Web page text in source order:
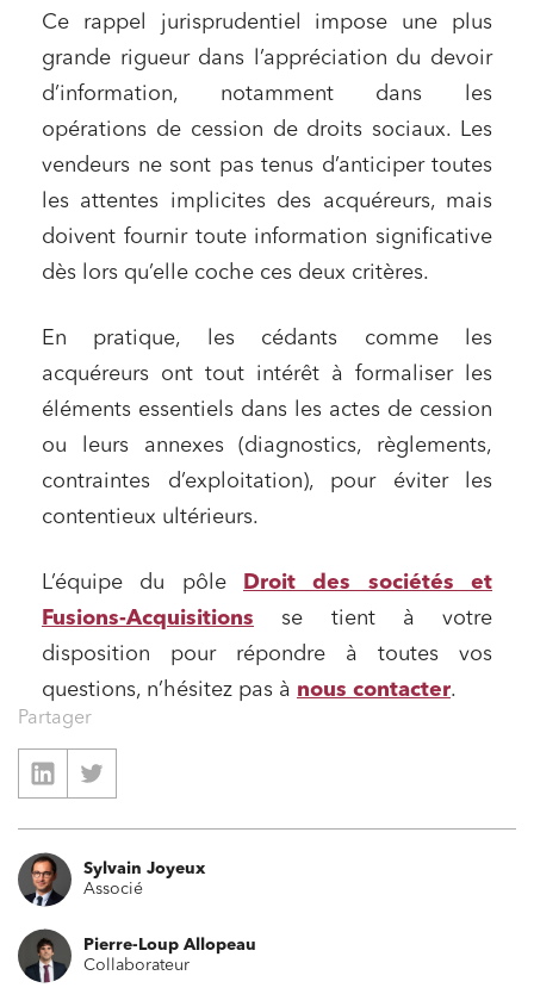
Ce rappel jurisprudentiel impose une plus
grande rigueur dans l’appréciation du devoir
d’information, notamment dans les
opérations de cession de droits sociaux. Les
vendeurs ne sont pas tenus d’anticiper toutes
les attentes implicites des acquéreurs, mais
doivent fournir toute information significative
dès lors qu’elle coche ces deux critères.
En pratique, les cédants comme les
acquéreurs ont tout intérêt à formaliser les
éléments essentiels dans les actes de cession
ou leurs annexes (diagnostics, règlements,
contraintes d’exploitation), pour éviter les
contentieux ultérieurs.
L’équipe du pôle
Droit des sociétés et
Fusions-Acquisitions se tient à votre
disposition pour répondre à toutes vos
questions, n’hésitez pas à nous contacter.
Partager
Sylvain Joyeux
Associé
Pierre-Loup Allopeau
Collaborateur
Relations commerciales et contrats
solidaire
Immobilier et habitat
Entreprises du numérique
Mobilité et transport